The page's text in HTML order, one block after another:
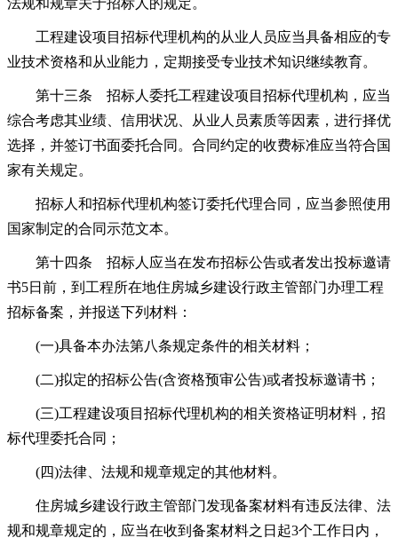
工程建设项目招标代理机构的从业人员应当具备相应的专
业技术资格和从业能力，定期接受专业技术知识继续教育。
第十三条 招标人委托工程建设项目招标代理机构，应当
综合考虑其业绩、信用状况、从业人员素质等因素，进行择优
选择，并签订书面委托合同。合同约定的收费标准应当符合国
家有关规定。
招标人和招标代理机构签订委托代理合同，应当参照使用
国家制定的合同示范文本。
第十四条 招标人应当在发布招标公告或者发出投标邀请
书5日前，到工程所在地住房城乡建设行政主管部门办理工程
招标备案，并报送下列材料：
(一)具备本办法第八条规定条件的相关材料；
(二)拟定的招标公告(含资格预审公告)或者投标邀请书；
(三)工程建设项目招标代理机构的相关资格证明材料，招
标代理委托合同；
(四)法律、法规和规章规定的其他材料。
住房城乡建设行政主管部门发现备案材料有违反法律、法
规和规章规定的，应当在收到备案材料之日起3个工作日内，